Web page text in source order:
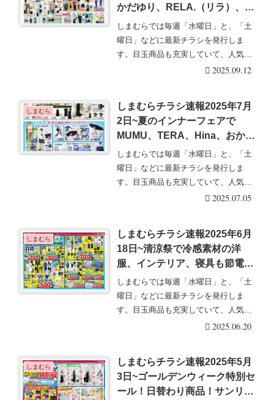
かだゆり、RELA.（リラ）、フ
ァイテンの秋コーデ！敬老の日
の贈り物に活き活きラボ、眠眠
ラボもオススメ！サンリオ ポ
しまむらでは毎週「水曜日」と、「土
曜日」などに最新チラシを発行しま
す。目玉商品も充実していて、人気の
グッズは発売後即売り・・・続きを読
2025.09.12
しまむら
しまむらチラシ速報2025年7月
2日~夏のインナーフェアで
MUMU、TERA、Hina、おかだ
ゆりコラボなどが新発売！下着
のハッピーバッグもお買い得！
晴雨兼用傘、ヒヤロンも！
しまむらでは毎週「水曜日」と、「土
曜日」などに最新チラシを発行しま
す。目玉商品も充実していて、人気の
グッズは発売後即売り・・・続きを読
2025.07.05
しまむら
しまむらチラシ速報2025年6月
18日~清涼祭で冷感素材の洋
服、インテリア、寝具も節電
に！ディズニー、サンリオ、お
かだゆり、陽、MUMUの夏アイ
テム！リラックマ、すみっコぐ
らし、マーベルのルームウェア
しまむらでは毎週「水曜日」と、「土
曜日」などに最新チラシを発行しま
す。目玉商品も充実していて、人気の
グッズは発売後即売り・・・続きを読
2025.06.20
しまむら
しまむらチラシ速報2025年5月
3日~ゴールデンウィーク特別セ
ール！日替わり商品！サンリ